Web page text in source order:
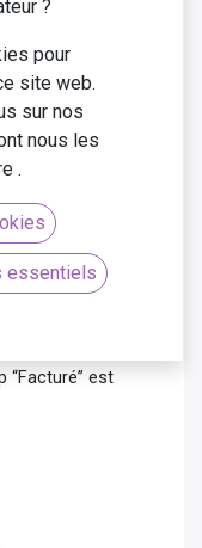
Si la politique de
sur les
dès que la
de vente, cliquer
est générée :
“Facturé” est
?
pour
site web.
sur nos
nous les
.
essentiels